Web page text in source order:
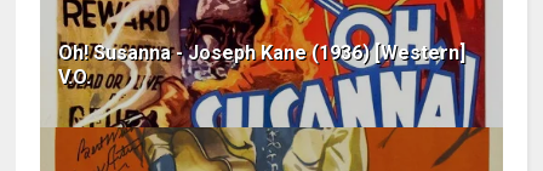
Oh! Susanna - Joseph Kane (1936) [Western]
V.O.